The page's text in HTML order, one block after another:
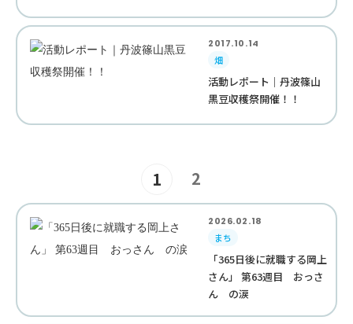
2017.10.14
畑
活動レポート｜丹波篠山
黒豆収穫祭開催！！
1 2
2026.02.18
まち
「365日後に就職する岡上
さん」 第63週目 おっさ
ん の涙